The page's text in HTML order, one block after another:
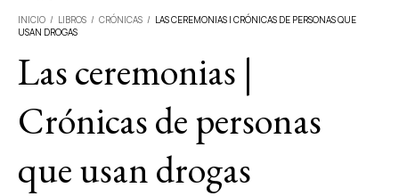
INICIO / LIBROS / CRÓNICAS / LAS CEREMONIAS | CRÓNICAS DE PERSONAS QUE
USAN DROGAS
Las ceremonias |
Crónicas de personas
que usan drogas